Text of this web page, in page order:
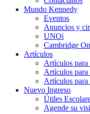
Mundo Kennedy
Eventos
Anuncios y
UNOi
Cambridge
Artículos
Artículos para
Artículos para
Artículos para
Nuevo Ingreso
Útiles
Agende su